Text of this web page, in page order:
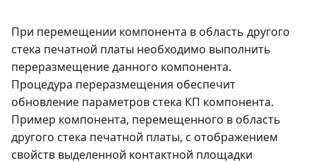
При перемещении компонента в область другого
стека печатной платы необходимо выполнить
переразмещение данного компонента.
Процедура переразмещения обеспечит
обновление параметров стека КП компонента.
Пример компонента, перемещенного в область
другого стека печатной платы, с отображением
свойств выделенной контактной площадки